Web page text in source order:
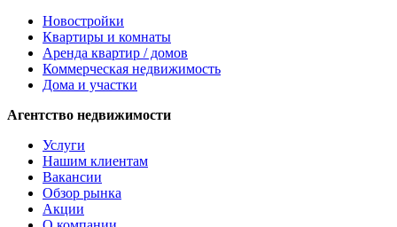
Новостройки
Квартиры и комнаты
Аренда квартир / домов
Коммерческая недвижимость
Дома и участки
Агентство недвижимости
Услуги
Нашим клиентам
Вакансии
Обзор рынка
Акции